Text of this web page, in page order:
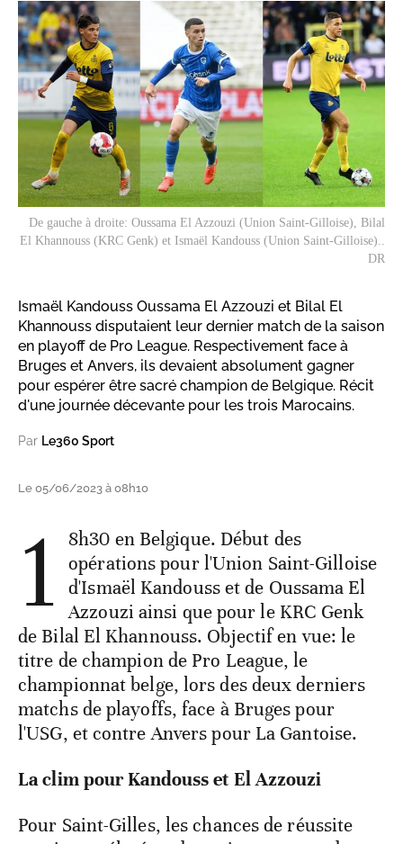
De gauche à droite: Oussama El Azzouzi (Union Saint-Gilloise), Bilal
El Khannouss (KRC Genk) et Ismaël Kandouss (Union Saint-Gilloise)..
DR
Ismaël Kandouss Oussama El Azzouzi et Bilal El
Khannouss disputaient leur dernier match de la saison
en playoff de Pro League. Respectivement face à
Bruges et Anvers, ils devaient absolument gagner
pour espérer être sacré champion de Belgique. Récit
d'une journée décevante pour les trois Marocains.
Par Le360 Sport
Le 05/06/2023 à 08h10
1
8h30 en Belgique. Début des
opérations pour l'Union Saint-Gilloise
d'Ismaël Kandouss et de Oussama El
Azzouzi ainsi que pour le KRC Genk
de Bilal El Khannouss. Objectif en vue: le
titre de champion de Pro League, le
championnat belge, lors des deux derniers
matchs de playoffs, face à Bruges pour
l'USG, et contre Anvers pour La Gantoise.
La clim pour Kandouss et El Azzouzi
Pour Saint-Gilles, les chances de réussite